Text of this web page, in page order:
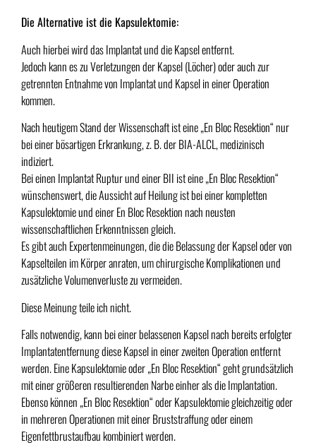
Die Alternative ist die Kapsulektomie:
Auch hierbei wird das Implantat und die Kapsel entfernt.
Jedoch kann es zu Verletzungen der Kapsel (Löcher) oder auch zur
getrennten Entnahme von Implantat und Kapsel in einer Operation
kommen.
Nach heutigem Stand der Wissenschaft ist eine „En Bloc Resektion“ nur
bei einer bösartigen Erkrankung, z. B. der BIA-ALCL, medizinisch
indiziert.
Bei einen Implantat Ruptur und einer BII ist eine „En Bloc Resektion“
wünschenswert, die Aussicht auf Heilung ist bei einer kompletten
Kapsulektomie und einer En Bloc Resektion nach neusten
wissenschaftlichen Erkenntnissen gleich.
Es gibt auch Expertenmeinungen, die die Belassung der Kapsel oder von
Kapselteilen im Körper anraten, um chirurgische Komplikationen und
zusätzliche Volumenverluste zu vermeiden.
Diese Meinung teile ich nicht.
Falls notwendig, kann bei einer belassenen Kapsel nach bereits erfolgter
Implantatentfernung diese Kapsel in einer zweiten Operation entfernt
werden. Eine Kapsulektomie oder „En Bloc Resektion“ geht grundsätzlich
mit einer größeren resultierenden Narbe einher als die Implantation.
Ebenso können „En Bloc Resektion“ oder Kapsulektomie gleichzeitig oder
in mehreren Operationen mit einer Bruststraffung oder einem
Eigenfettbrustaufbau kombiniert werden.